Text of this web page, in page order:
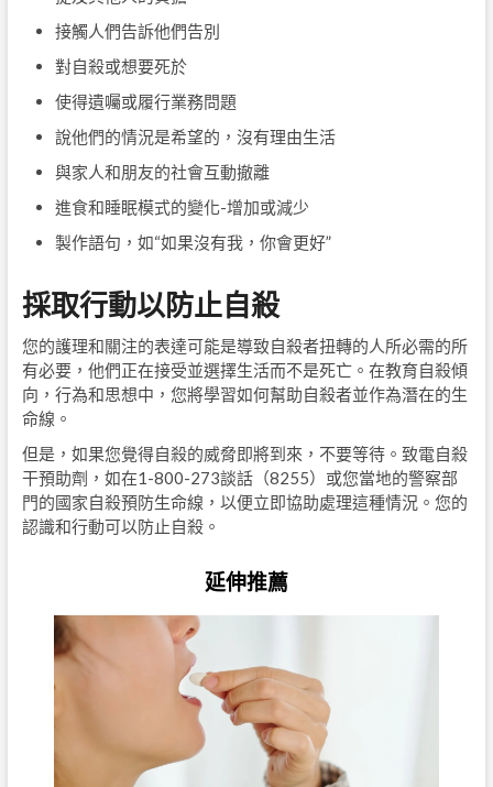
接觸人們告訴他們告別
對自殺或想要死於
使得遺囑或履行業務問題
說他們的情況是希望的，沒有理由生活
與家人和朋友的社會互動撤離
進食和睡眠模式的變化-增加或減少
製作語句，如“如果沒有我，你會更好”
採取行動以防止自殺
您的護理和關注的表達可能是導致自殺者扭轉的人所必需的所
有必要，他們正在接受並選擇生活而不是死亡。在教育自殺傾
向，行為和思想中，您將學習如何幫助自殺者並作為潛在的生
命線。
但是，如果您覺得自殺的威脅即將到來，不要等待。致電自殺
干預助劑，如在1-800-273談話（8255）或您當地的警察部
門的國家自殺預防生命線，以便立即協助處理這種情況。您的
認識和行動可以防止自殺。
延伸推薦